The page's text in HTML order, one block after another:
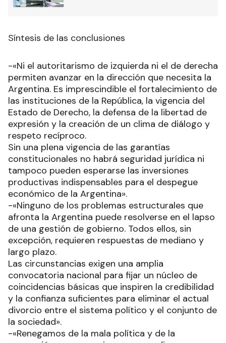
Síntesis de las conclusiones
-«Ni el autoritarismo de izquierda ni el de derecha
permiten avanzar en la dirección que necesita la
Argentina. Es imprescindible el fortalecimiento de
las instituciones de la República, la vigencia del
Estado de Derecho, la defensa de la libertad de
expresión y la creación de un clima de diálogo y
respeto recíproco.
Sin una plena vigencia de las garantías
constitucionales no habrá seguridad jurídica ni
tampoco pueden esperarse las inversiones
productivas indispensables para el despegue
económico de la Argentina».
-«Ninguno de los problemas estructurales que
afronta la Argentina puede resolverse en el lapso
de una gestión de gobierno. Todos ellos, sin
excepción, requieren respuestas de mediano y
largo plazo.
Las circunstancias exigen una amplia
convocatoria nacional para fijar un núcleo de
coincidencias básicas que inspiren la credibilidad
y la confianza suficientes para eliminar el actual
divorcio entre el sistema político y el conjunto de
la sociedad».
-«Renegamos de la mala política y de la